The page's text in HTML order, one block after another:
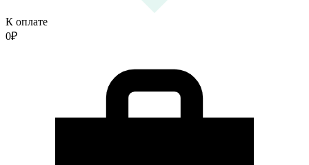
К оплате
0₽